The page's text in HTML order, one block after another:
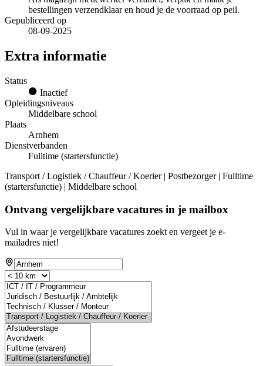
bestellingen verzendklaar en houd je de voorraad op peil.
Gepubliceerd op
08-09-2025
Extra informatie
Status
Inactief
Opleidingsniveaus
Middelbare school
Plaats
Arnhem
Dienstverbanden
Fulltime (startersfunctie)
Transport / Logistiek / Chauffeur / Koerier | Postbezorger | Fulltime
(startersfunctie) | Middelbare school
Ontvang vergelijkbare vacatures in je mailbox
Vul in waar je vergelijkbare vacatures zoekt en vergeet je e-
mailadres niet!